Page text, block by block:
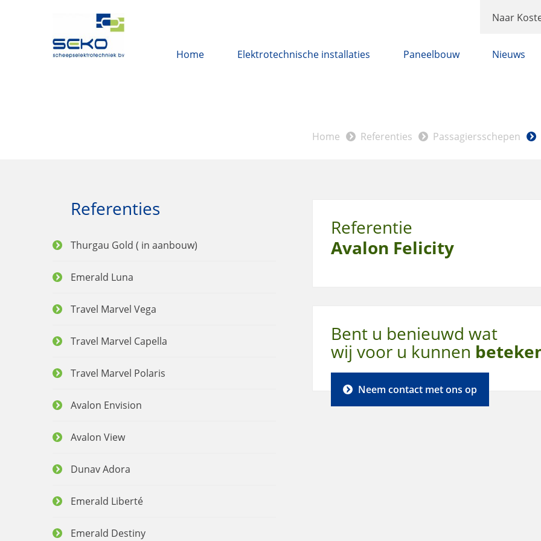
Home Elektrotechnische installaties Paneelbouw Nieuws
Naar
Home Referenties Passagiersschepen
Referenties
Thurgau Gold ( in aanbouw)
Emerald Luna
Travel Marvel Vega
Travel Marvel Capella
Travel Marvel Polaris
Avalon Envision
Avalon View
Dunav Adora
Emerald Liberté
Emerald Destiny
Referentie
Avalon Felicity
Bent u benieuwd wat
wij voor u kunnen
Neem contact met ons op